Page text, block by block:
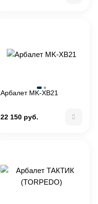
Арбалет MK-XB21
22 150 руб.